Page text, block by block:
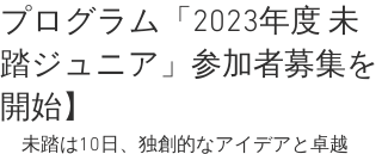
プログラム「2023年度 未
踏ジュニア」参加者募集を
開始】
未踏は10日、独創的なアイデアと卓越